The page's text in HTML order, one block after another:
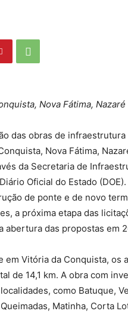
Nova Fátima,
das obras de
Nova Fátima,
da Secretaria de
Oficial do Estado
de ponte e de novo
a próxima etapa das
abertura das propostas em
Vitória da Conquista, os
de 14,1 km. A obra com
como Batuque,
Matinha, Corta